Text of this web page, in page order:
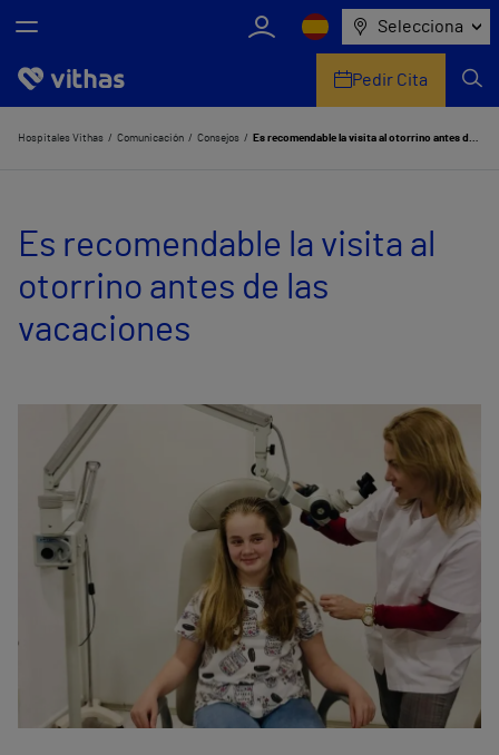
Selecciona
Nosotros
Servicios de salud
Equipo médico y asistencial
Comunicación
Pedir Cita
Hospitales Vithas Comunicación Consejos Es recomendable la visita al otorrino antes de las vacaciones
Es recomendable la visita al
otorrino antes de las
vacaciones